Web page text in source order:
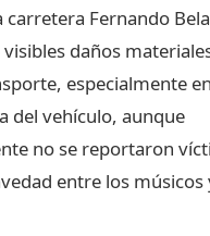
carretera Fernando
daños
especialmente
del vehículo, aunque
no se reportaron
entre los músicos